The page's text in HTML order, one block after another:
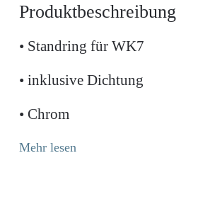
Produktbeschreibung
• Standring für WK7
• inklusive Dichtung
• Chrom
Mehr lesen